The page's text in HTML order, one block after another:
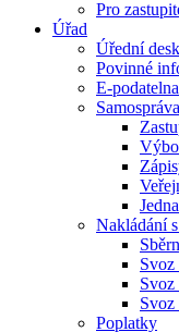
Pro
Úřad
Úřední
Povinné
E-podatelna
Samospráva
Nakládání
Svoz
Svoz
Svoz
Poplatky